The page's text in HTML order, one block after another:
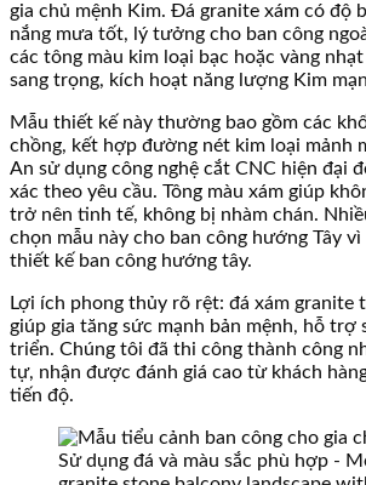
gia chủ mệnh Kim. Đá granite xám có độ
nắng mưa tốt, lý tưởng cho ban công
các tông màu kim loại bạc hoặc vàng
sang trọng, kích hoạt năng lượng Kim
Mẫu thiết kế này thường bao gồm các
chồng, kết hợp đường nét kim loại mảnh
An sử dụng công nghệ cắt CNC hiện đại
xác theo yêu cầu. Tông màu xám giúp
trở nên tinh tế, không bị nhàm chán.
chọn mẫu này cho ban công hướng Tây
thiết kế ban công hướng tây.
Lợi ích phong thủy rõ rệt: đá xám granite
giúp gia tăng sức mạnh bản mệnh, hỗ trợ
triển. Chúng tôi đã thi công thành công
tự, nhận được đánh giá cao từ khách
tiến độ.